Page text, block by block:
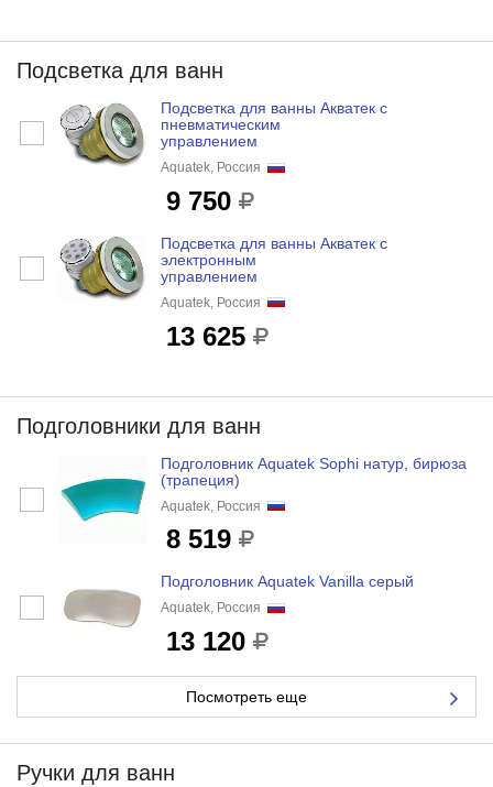
Подсветка для ванн
Подсветка для ванны Акватек с
пневматическим
управлением
Aquatek, Россия
9 750
Подсветка для ванны Акватек с
электронным
управлением
Aquatek, Россия
13 625
Подголовники для ванн
Подголовник Aquatek Sophi натур, бирюза
(трапеция)
Aquatek, Россия
8 519
Подголовник Aquatek Vanilla серый
Aquatek, Россия
13 120
Посмотреть еще
Ручки для ванн